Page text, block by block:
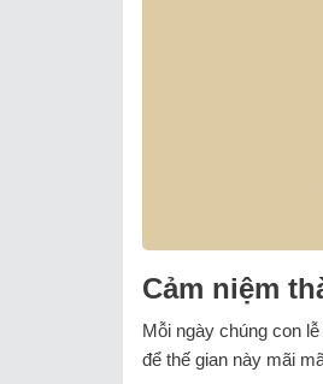
Cảm niệm
Mỗi ngày chúng con
để thế gian này mãi